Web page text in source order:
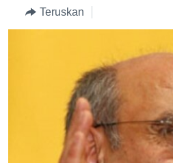
Lanjut
ke
POLYGRAPH
Learning English
Teruskan